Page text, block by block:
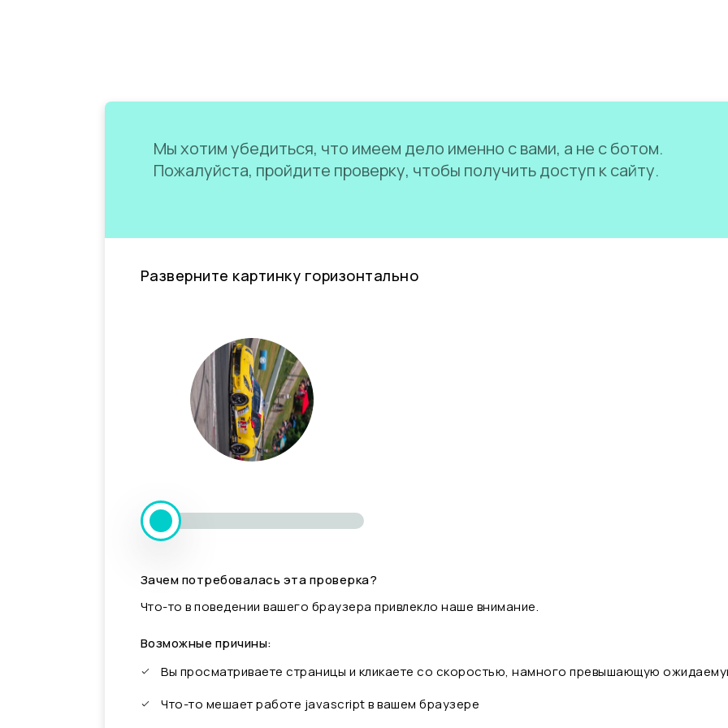
Мы хотим убедиться, что имеем дело именно с вами, а не с ботом.
Пожалуйста, пройдите проверку, чтобы получить доступ к сайту.
Разверните картинку горизонтально
Зачем потребовалась эта проверка?
Что-то в поведении вашего браузера привлекло наше внимание.
Возможные причины:
Вы просматриваете страницы и кликаете со скоростью, намного превышающую
Что-то мешает работе javascript в вашем браузере